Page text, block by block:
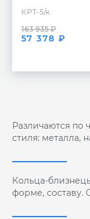
КРТ-5/к
57 378 ₽
163 935 ₽
Различаются по
стиля: металла,
Кольца-
форме, составу.